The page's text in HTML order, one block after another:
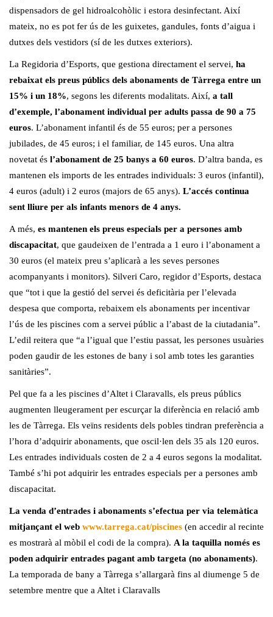
dispensadors de gel hidroalcohòlic i estora desinfectant. Així
mateix, no es pot fer ús de les guixetes, gandules, fonts d’aigua i
dutxes dels vestidors (sí de les dutxes exteriors).
La Regidoria d’Esports, que gestiona directament el servei, ha
rebaixat els preus públics dels abonaments de Tàrrega entre un
15% i un 18%, segons les diferents modalitats. Així, a tall
d’exemple, l’abonament individual per adults passa de 90 a 75
euros. L’abonament infantil és de 55 euros; per a persones
jubilades, de 45 euros; i el familiar, de 145 euros. Una altra
novetat és l’abonament de 25 banys a 60 euros. D’altra banda, es
mantenen els imports de les entrades individuals: 3 euros (infantil),
4 euros (adult) i 2 euros (majors de 65 anys). L’accés continua
sent lliure per als infants menors de 4 anys.
A més, es mantenen els preus especials per a persones amb
discapacitat, que gaudeixen de l’entrada a 1 euro i l’abonament a
30 euros (el mateix preu s’aplicarà a les seves persones
acompanyants i monitors). Silveri Caro, regidor d’Esports, destaca
que “tot i que la gestió del servei és deficitària per l’elevada
despesa que comporta, rebaixem els abonaments per incentivar
l’ús de les piscines com a servei públic a l’abast de la ciutadania”.
L’edil reitera que “a l’igual que l’estiu passat, les persones usuàries
poden gaudir de les estones de bany i sol amb totes les garanties
sanitàries”.
Pel que fa a les piscines d’Altet i Claravalls, els preus públics
augmenten lleugerament per escurçar la diferència en relació amb
les de Tàrrega. Els veïns residents dels pobles tindran preferència a
l’hora d’adquirir abonaments, que oscil·len dels 35 als 120 euros.
Les entrades individuals costen de 2 a 4 euros segons la modalitat.
També s’hi pot adquirir les entrades especials per a persones amb
discapacitat.
La venda d’entrades i abonaments s’efectua per via telemàtica
mitjançant el web www.tarrega.cat/piscines (en accedir al recinte
es mostrarà al mòbil el codi de la compra). A la taquilla només es
poden adquirir entrades pagant amb targeta (no abonaments).
La temporada de bany a Tàrrega s’allargarà fins al diumenge 5 de
setembre mentre que a Altet i Claravalls